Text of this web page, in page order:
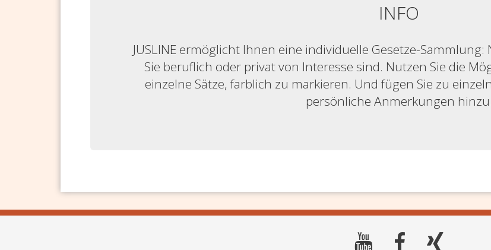
INFO
JUSLINE ermöglicht Ihnen eine individuelle Gesetze-Sammlung:
Sie beruflich oder privat von Interesse sind. Nutzen Sie die
einzelne Sätze, farblich zu markieren. Und fügen Sie zu
persönliche Anmerkungen hinzu.